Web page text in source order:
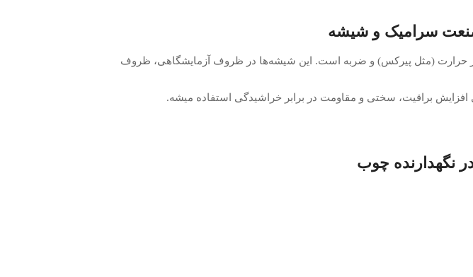
صنعت سرامیک و شیشه
حرارت (مثل پیرکس) و ضربه است. این شیشه‌ها در ظروف آزمایشگاهی، ظروف
براقیت، سختی و مقاومت در برابر خراشیدگی استفاده میشه.
نگهدارنده چوب